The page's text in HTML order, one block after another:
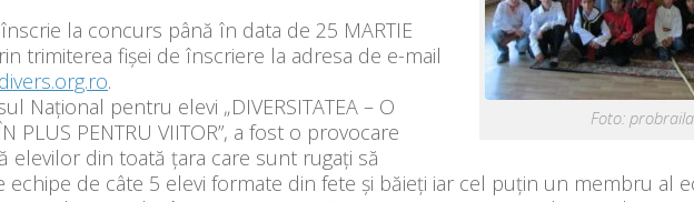
Foto:
la concurs până în data de 25 MARTIE
trimiterea fișei de înscriere la adresa de e-mail
.
Naţional pentru elevi „DIVERSITATEA – O
PLUS PENTRU VIITOR”, a fost o provocare
elevilor din toată țara care sunt rugaţi să
echipe de câte 5 elevi formate din fete şi băieţi iar cel puţin un membru al